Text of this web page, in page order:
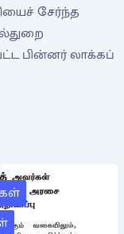
சேர்ந்த
பின்னர் லாக்கப்